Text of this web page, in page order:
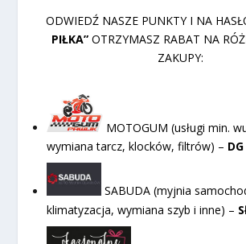
ODWIEDŹ NASZE PUNKTY I NA
PIŁKA” OTRZYMASZ RABAT NA
ZAKUPY:
MOTOGUM (usługi min.
wymiana tarcz, klocków, filtrów) –
SABUDA (myjnia
klimatyzacja, wymiana szyb i inne) –